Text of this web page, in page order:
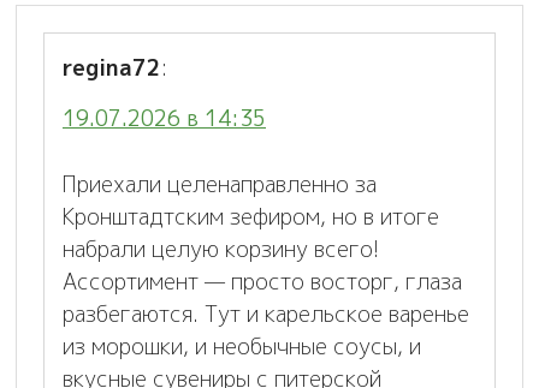
regina72:
19.07.2026 в 14:35
Приехали целенаправленно за
Кронштадтским зефиром, но в итоге
набрали целую корзину всего!
Ассортимент — просто восторг, глаза
разбегаются. Тут и карельское варенье
из морошки, и необычные соусы, и
вкусные сувениры с питерской